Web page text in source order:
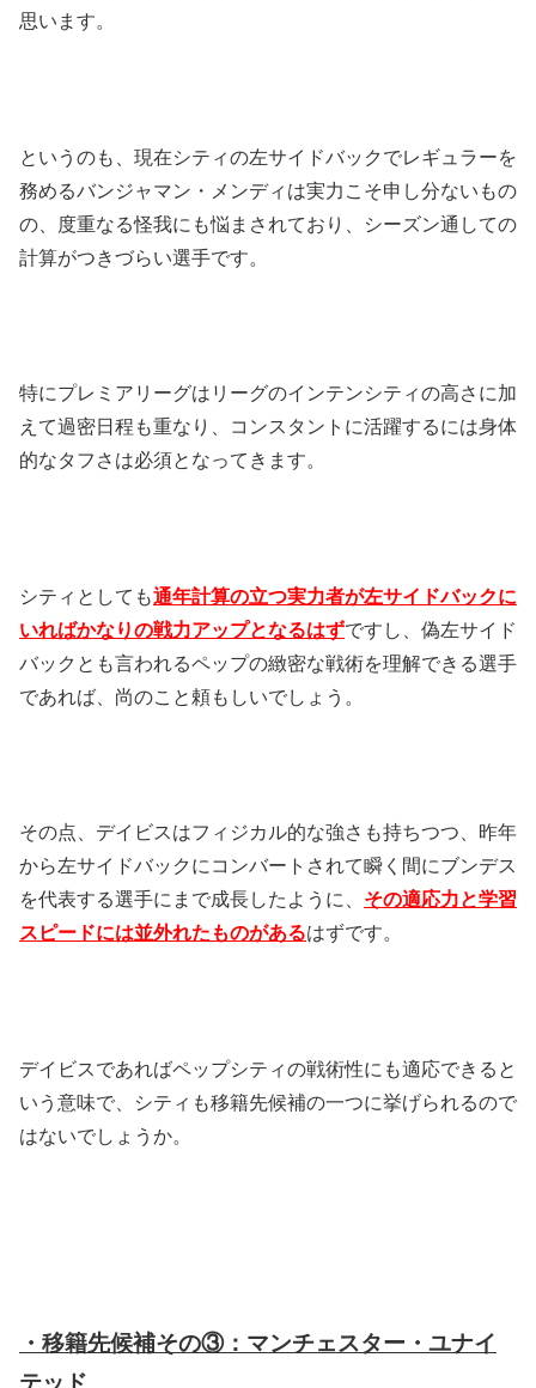
思います。
というのも、現在シティの左サイドバックでレギュラーを
務めるバンジャマン・メンディは実力こそ申し分ないもの
の、度重なる怪我にも悩まされており、シーズン通しての
計算がつきづらい選手です。
特にプレミアリーグはリーグのインテンシティの高さに加
えて過密日程も重なり、コンスタントに活躍するには身体
的なタフさは必須となってきます。
シティとしても通年計算の立つ実力者が左サイドバックに
いればかなりの戦力アップとなるはずですし、偽左サイド
バックとも言われるペップの緻密な戦術を理解できる選手
であれば、尚のこと頼もしいでしょう。
その点、デイビスはフィジカル的な強さも持ちつつ、昨年
から左サイドバックにコンバートされて瞬く間にブンデス
を代表する選手にまで成長したように、 その適応力と学習
スピードには並外れたものがあるはずです。
デイビスであればペップシティの戦術性にも適応できると
いう意味で、シティも移籍先候補の一つに挙げられるので
はないでしょうか。
・移籍先候補その③：マンチェスター・ユナイ